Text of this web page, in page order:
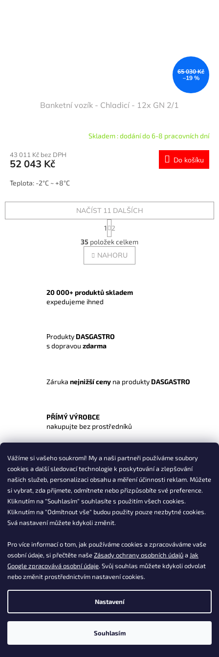
Vážíme si vašeho soukromí! My a naši partneři používáme soubory
cookies a další sledovací technologie k poskytování a zlepšování
našich služeb, personalizaci obsahu a měření účinnosti reklam. Můžete
si vybrat, zda přijmete, odmítnete nebo přizpůsobíte své preference.
Kliknutím na "Souhlasím" souhlasíte s použitím všech cookies.
Kliknutím na "Odmítnout vše" budou použity pouze nezbytné cookies.
Svá nastavení můžete kdykoli změnit.
Pro více informací o tom, jak používáme cookies a zpracováváme vaše
osobní údaje, si přečtěte našeZásady ochrany osobních údajůa Jak
Google zpracovává osobní údaje. Svůj souhlas můžete kdykoli odvolat
nebo změnit prostřednictvím nastavení cookies.
Nastavení
Souhlasím
65 030 Kč
–19 %
Banketní vozík - Chladicí - 12x GN 2/1
Skladem : dodání do 6-8 pracovních dní
43 011 Kč bez DPH
52 043 Kč Do košíku
Teplota: -2°C ~ +8°C
O
v
l
á
c
k
i
NAČÍST 11 DALŠÍCH
S
t
r
á
n
k
á
n
1
2
35 položek celkem
NAHORU
20 000+ produktů skladem
expedujeme ihned
Produkty DASGASTRO
s dopravou zdarma
Záruka nejnižší ceny na produkty DASGASTRO
PŘÍMÝ VÝROBCE
nakupujte bez prostředníků
Info
Obchodní podmínky
Reklamace
Vrácení zboží, odstoupení od smlouvy
Kontakty
Postup nákupu ESSOX
Časté dotazy k produktům
Kontakt